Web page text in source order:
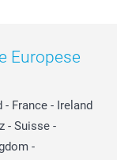
Europese
- France - Ireland
- Suisse -
-